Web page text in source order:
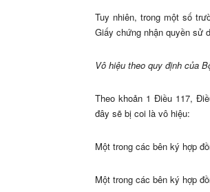
Tuy nhiên, trong một số
Giấy chứng nhận quyền sử
Vô hiệu theo quy định của
Theo khoản 1 Điều 117,
đây sẽ bị coi là vô hiệu:
Một trong các bên ký hợp
Một trong các bên ký hợp